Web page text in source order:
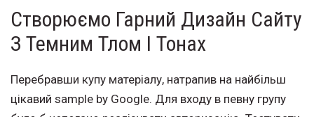
Створюємо Гарний Дизайн Сайту
З Темним Тлом І Тонах
Перебравши купу матеріалу, натрапив на найбільш
цікавий sample by Google. Для входу в певну групу